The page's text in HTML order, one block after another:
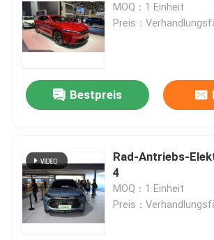
MOQ：1 Einheit
Preis：
Bestpreis
Rad-Antriebs-
4
MOQ：1 Einheit
Preis：